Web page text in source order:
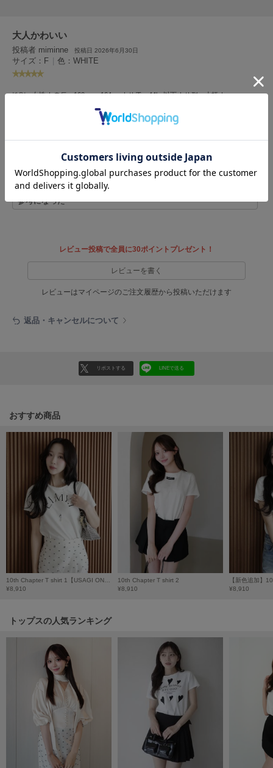
HOKA ONEONE
ホカ オネオネ
KEEN
le
レスポートサック
LILY BROWN
LILY BROWN Lingerie
LITTLE UNION TOKYO
リトルユニオン トウキョウ
made of Organics
MICHU COQUETTE
ミチュ コケット
MIESROHE
ミースロエ
miies miim
ミーエスミーム
Mila Owen
ミラオーウェン
MOIGE
MUCHA
NEW Balance
ニューバランス
大人かわいい
投稿者 miminne 投稿日 2026年6月30日
サイズ：F | 色：WHITE
性別：女性 身長：160cm～164cm 体重：44kg以下 体型：小柄
普段の購入サイズ：
生地の厚みも程よくあるので下着も透けにくいと思います♪*゜
1人のお客様が参考になったと回答しています
参考になった
レビュー投稿で全員に30ポイントプレゼント！
レビューを書く
レビューはマイページのご注文履歴から投稿いただけます
返品・キャンセルについて
リポストする LINEで送る
おすすめ商品
¥8,910
10th Chapter T shirt 2
¥8,910
¥8,910
トップスの人気ランキング